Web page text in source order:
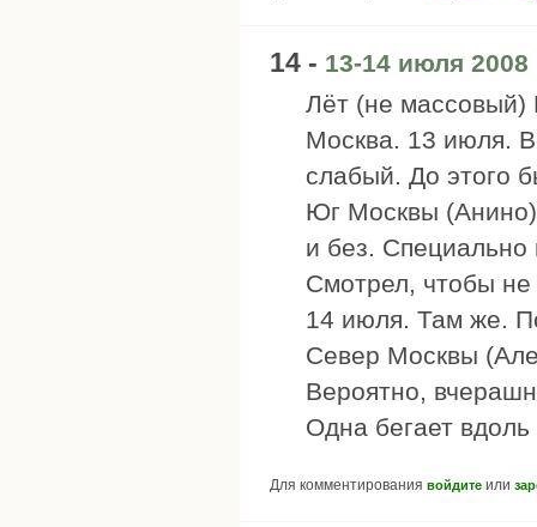
14 - 13-14 июля
Лёт (не массовый)
Москва. 13 июля.
слабый. До этого
Юг Москвы
и без. Специально
Смотрел, чтобы не
14 июля. Там же.
Север Москвы
Вероятно,
Одна бегает
Для комментирования войдите или